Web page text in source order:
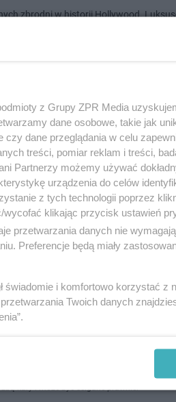
zbrodni w historii Hollywood.
w jakikolwiek sposób (w tym
użycie lub wykorzystanie utworów
kary i może być ścigane prawnie.
z Grupy ZPR Media
dane osobowe, takie jak
czy dane przeglądania w celu
treści, pomiar reklam i treści,
Partnerzy możemy używać
urządzenia do celów
z tych technologii poprzez
klikając przycisk ustawień
przetwarzania danych nie
Preferencje będą miały
świadomie i komfortowo korzystać z
Twoich danych